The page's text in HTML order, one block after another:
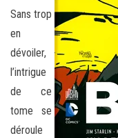
Sans trop
en
dévoiler,
l’intrigue
de ce
tome se
déroule